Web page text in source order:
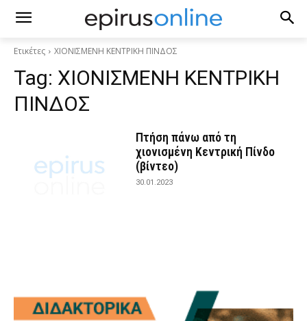
Ετικέτες ΧΙΟΝΙΣΜΕΝΗ ΚΕΝΤΡΙΚΗ ΠΙΝΔΟΣ
Tag: ΧΙΟΝΙΣΜΕΝΗ ΚΕΝΤΡΙΚΗ
ΠΙΝΔΟΣ
Πτήση πάνω από τη
χιονισμένη Κεντρική Πίνδο
(βίντεο)
30.01.2023